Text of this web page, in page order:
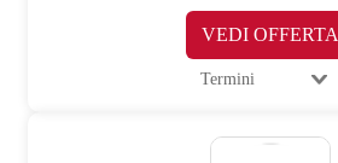
VEDI OFFERTA
Termini